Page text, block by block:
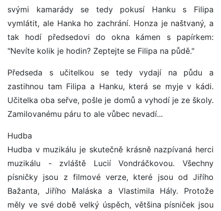
svými kamarády se tedy pokusí Hanku s Filipa
vymlátit, ale Hanka ho zachrání. Honza je naštvaný, a
tak hodí předsedovi do okna kámen s papírkem:
"Nevíte kolik je hodin? Zeptejte se Filipa na půdě."
Předseda s učitelkou se tedy vydají na půdu a
zastihnou tam Filipa a Hanku, která se myje v kádi.
Učitelka oba seřve, pošle je domů a vyhodí je ze školy.
Zamilovanému páru to ale vůbec nevadí...
Hudba
Hudba v muzikálu je skutečně krásně nazpívaná herci
muzikálu - zvláště Lucií Vondráčkovou. Všechny
písničky jsou z filmové verze, které jsou od Jiřího
Bažanta, Jiřího Maláska a Vlastimila Hály. Protože
měly ve své době velký úspěch, většina písniček jsou